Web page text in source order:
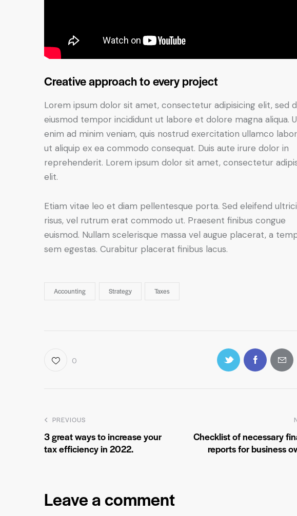
Creative approach to every project
Lorem ipsum dolor sit amet, consectetur adipisicing elit, sed
eiusmod tempor incididunt ut labore et dolore magna aliqua.
enim ad minim veniam, quis nostrud exercitation ullamco
ut aliquip ex ea commodo consequat. Duis aute irure dolor in
reprehenderit. Lorem ipsum dolor sit amet, consectetur
elit.
Etiam vitae leo et diam pellentesque porta. Sed eleifend
risus, vel rutrum erat commodo ut. Praesent finibus congue
euismod. Nullam scelerisque massa vel augue placerat, a
sem egestas. Curabitur placerat finibus lacus.
Accounting Strategy Taxes
0
PREVIOUS
3 great ways to increase your
tax efficiency in 2022.
Checklist of necessary
reports for business
Leave a comment